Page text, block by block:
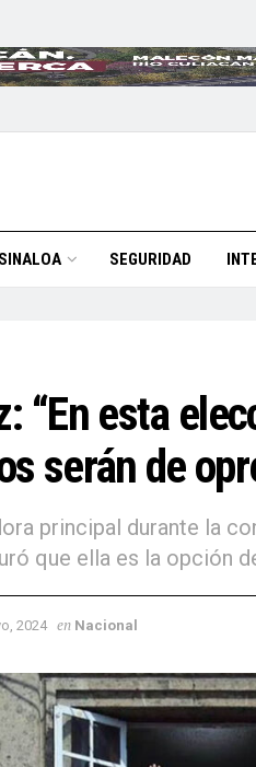
SINALOA SEGURIDAD
“En esta
serán de
principal durante la
que ella es la opción
2024 en Nacional